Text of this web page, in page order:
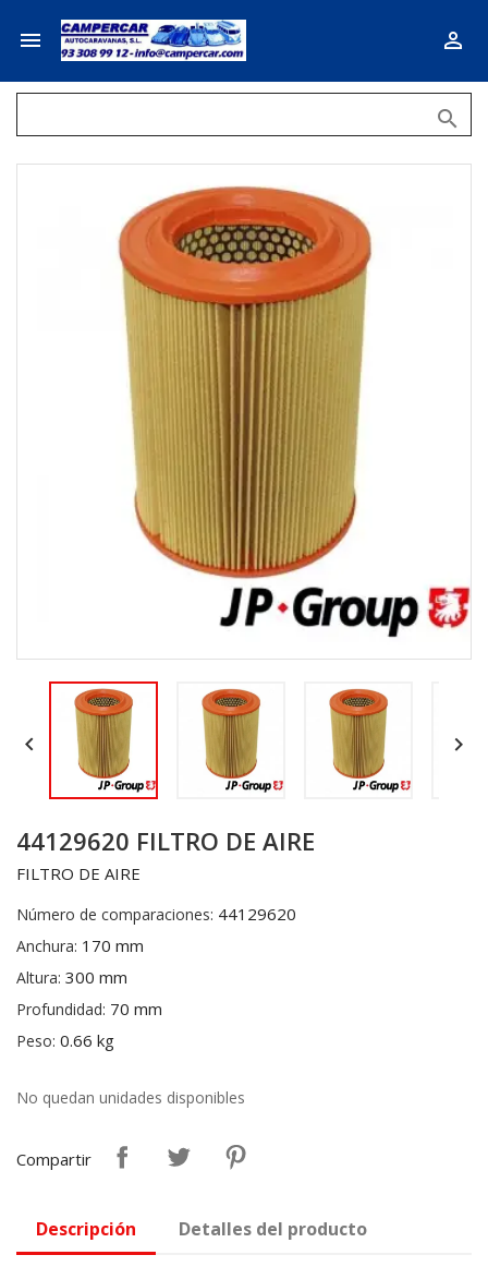
 

 
44129620 FILTRO DE AIRE
FILTRO DE AIRE
Número de comparaciones: 44129620
Anchura: 170 mm
Altura: 300 mm
Profundidad: 70 mm
Peso: 0.66 kg
No quedan unidades disponibles
Compartir
Descripción Detalles del producto